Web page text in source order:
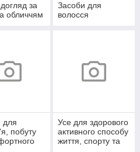
за
обличчям
Засоби для
волосся
для
побуту
Усе для здорового
активного способу
життя, спорту та